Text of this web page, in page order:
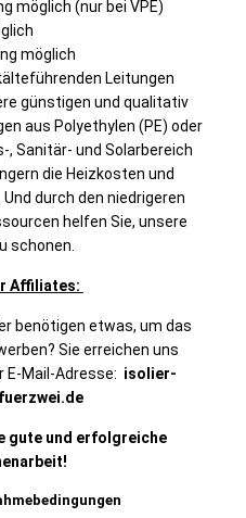
möglich (nur bei VPE)
möglich
Leitungen
günstigen und qualitativ
aus Polyethylen (PE) oder
, Sanitär- und Solarbereich
die Heizkosten und
durch den niedrigeren
helfen Sie, unsere
schonen.
Affiliates:
benötigen etwas, um das
Sie erreichen uns
Mail-Adresse: isolier-
gute und erfolgreiche